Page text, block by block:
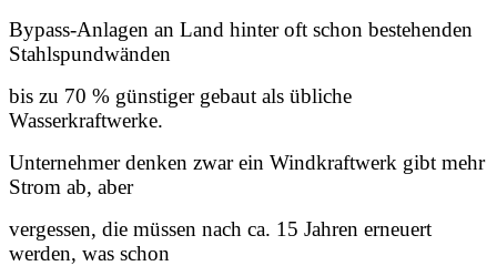
Bypass-Anlagen an Land hinter oft schon bestehenden
Stahlspundwänden
bis zu 70 % günstiger gebaut als übliche
Wasserkraftwerke.
Unternehmer denken zwar ein Windkraftwerk gibt mehr
Strom ab, aber
vergessen, die müssen nach ca. 15 Jahren erneuert
werden, was schon